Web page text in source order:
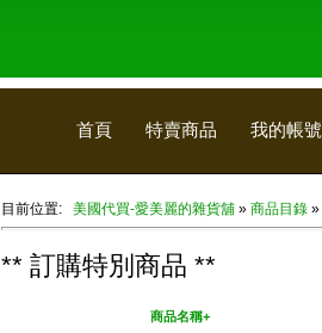
首頁 特賣商品 我的帳號
目前位置: 美國代買-愛美麗的雜貨舖 » 商品目錄 »
** 訂購特別商品 **
商品名稱+